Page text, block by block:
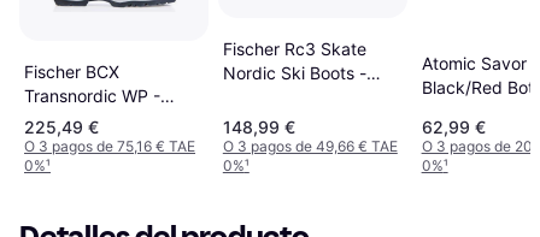
Fischer BCX
Transnordic WP -
Black
225,49 €
O 3 pagos de 75,16 € TAE
0%¹
Fischer Rc3 Skate
Nordic Ski Boots -
148,99 €
O 3 pagos de 49,66 € TAE
0%¹
Atomic Savor
Black/Red
62,99 €
O 3 pagos de
0%¹